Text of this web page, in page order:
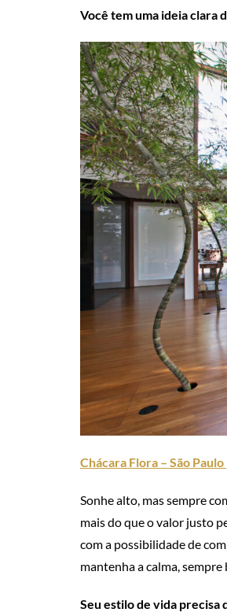
Você tem uma ideia clara
Chácara Flora – São
Sonhe alto, mas sempre
mais do que o valor justo
com a possibilidade de
mantenha a calma,
Seu estilo de vida precisa